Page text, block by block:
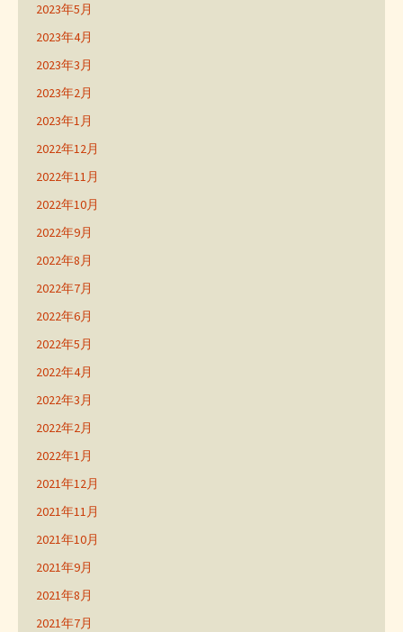
2023年5月
2023年4月
2023年3月
2023年2月
2023年1月
2022年12月
2022年11月
2022年10月
2022年9月
2022年8月
2022年7月
2022年6月
2022年5月
2022年4月
2022年3月
2022年2月
2022年1月
2021年12月
2021年11月
2021年10月
2021年9月
2021年8月
2021年7月